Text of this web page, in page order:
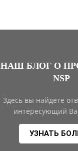
НАШ БЛОГ О
NSP
Здесь вы найдете
интересующий
УЗНАТЬ